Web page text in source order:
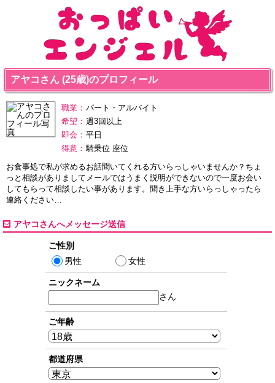
アヤコさん (25歳)のプロフィール
職業： パート・アルバイト
希望： 週3回以上
即会： 平日
得意： 騎乗位 座位
お食事処で私が求めるお話聞いてくれる方いらっしゃいませんか？ちょ
っと相談がありましてメールではうまく説明ができないので一度お会い
してもらって相談したい事があります。聞き上手な方いらっしゃったら
連絡ください…
アヤコさんへメッセージ送信